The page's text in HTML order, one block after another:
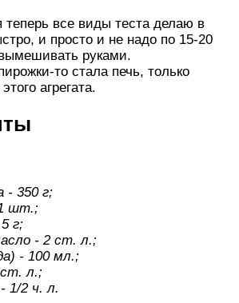
все виды теста делаю в
и просто и не надо по 15-20
руками.
то стала печь, только
агрегата.
- 350 г;
шт.;
г;
- 2 ст. л.;
- 100 мл.;
ст. л.;
1/2 ч. л.